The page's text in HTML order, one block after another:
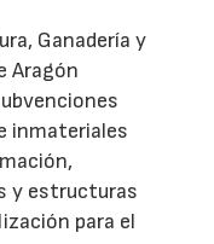
Ganadería y
Aragón
inmateriales
y estructuras
para el